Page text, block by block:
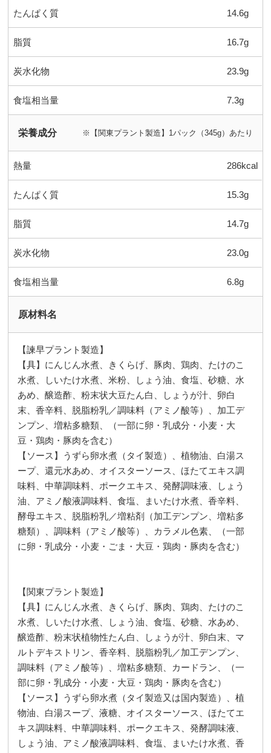
たんぱく質 14.6g
脂質 16.7g
炭水化物 23.9g
食塩相当量 7.3g
栄養成分 ※【関東プラント製造】1パック（345g）あたり
熱量 286kcal
たんぱく質 15.3g
脂質 14.7g
炭水化物 23.0g
食塩相当量 6.8g
原材料名
【諫早プラント製造】
【具】にんじん水煮、きくらげ、豚肉、鶏肉、たけのこ
水煮、しいたけ水煮、米粉、しょう油、食塩、砂糖、水
あめ、醸造酢、粉末状大豆たん白、しょうが汁、卵白
末、香辛料、脱脂粉乳／調味料（アミノ酸等）、加工デ
ンプン、増粘多糖類、（一部に卵・乳成分・小麦・大
豆・鶏肉・豚肉を含む）
【ソース】うずら卵水煮（タイ製造）、植物油、白湯ス
ープ、還元水あめ、オイスターソース、ほたてエキス調
味料、中華調味料、ポークエキス、発酵調味液、しょう
油、アミノ酸液調味料、食塩、まいたけ水煮、香辛料、
酵母エキス、脱脂粉乳／増粘剤（加工デンプン、増粘多
糖類）、調味料（アミノ酸等）、カラメル色素、（一部
に卵・乳成分・小麦・ごま・大豆・鶏肉・豚肉を含む）
【関東プラント製造】
【具】にんじん水煮、きくらげ、豚肉、鶏肉、たけのこ
水煮、しいたけ水煮、しょう油、食塩、砂糖、水あめ、
醸造酢、粉末状植物性たん白、しょうが汁、卵白末、マ
ルトデキストリン、香辛料、脱脂粉乳／加工デンプン、
調味料（アミノ酸等）、増粘多糖類、カードラン、（一
部に卵・乳成分・小麦・大豆・鶏肉・豚肉を含む）
【ソース】うずら卵水煮（タイ製造又は国内製造）、植
物油、白湯スープ、液糖、オイスターソース、ほたてエ
キス調味料、中華調味料、ポークエキス、発酵調味液、
しょう油、アミノ酸液調味料、食塩、まいたけ水煮、香